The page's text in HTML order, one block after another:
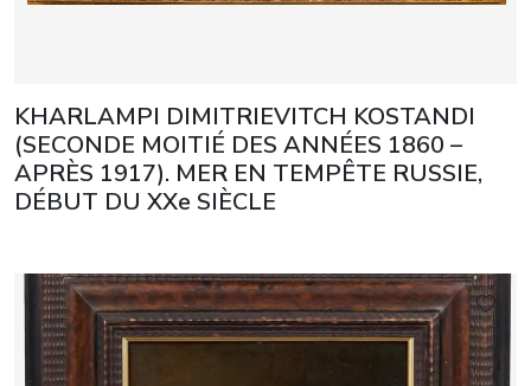
KHARLAMPI DIMITRIEVITCH KOSTANDI
(SECONDE MOITIÉ DES ANNÉES 1860 –
APRÈS 1917). MER EN TEMPÊTE RUSSIE,
DÉBUT DU XXe SIÈCLE